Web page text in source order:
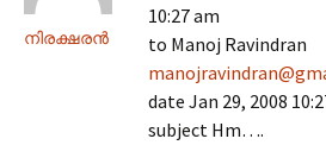
നിരക്ഷരന്‍
10:27 am
to Manoj Ravindran
date Jan 29, 2008
subject Hm….